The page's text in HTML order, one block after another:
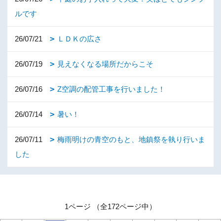
ルです
26/07/21 ＬＤＫの広さ
26/07/19 見えなくなる場所だからこそ
26/07/16 Z空調の配管工事を行いました！
26/07/14 暑い！
26/07/11
梅雨明けの青空のもと、地鎮祭を執り行いま
した
1ページ （全172ページ中）